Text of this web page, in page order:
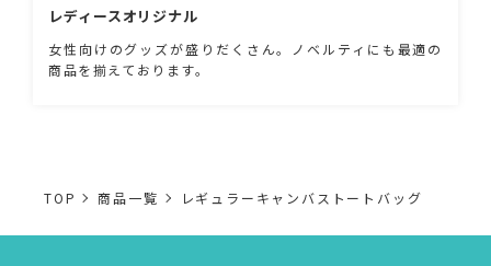
レディースオリジナル
女性向けのグッズが盛りだくさん。ノベルティにも最適の
商品を揃えております。
TOP 商品一覧 レギュラーキャンバストートバッグ